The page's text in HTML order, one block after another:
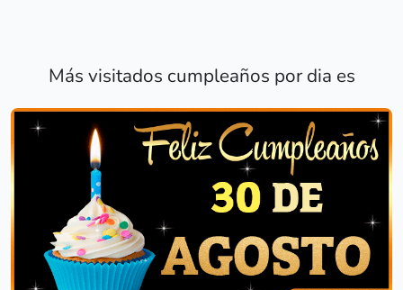
Más visitados cumpleaños por dia es